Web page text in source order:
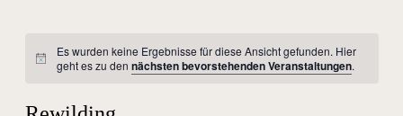
Notice
Es wurden keine Ergebnisse für diese Ansicht gefunden. Hier
geht es zu den nächsten bevorstehenden Veranstaltungen.